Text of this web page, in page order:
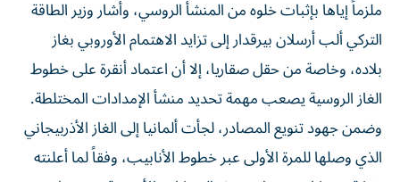
ملزماً إياها بإثبات خلوه من المنشأ الروسي، وأشار وزير الطاقة
التركي ألب أرسلان بيرقدار إلى تزايد الاهتمام الأوروبي بغاز
بلاده، وخاصة من حقل صقاريا، إلا أن اعتماد أنقرة على خطوط
الغاز الروسية يصعب مهمة تحديد منشأ الإمدادات المختلطة.
وضمن جهود تنويع المصادر، لجأت ألمانيا إلى الغاز الأذربيجاني
الذي وصلها للمرة الأولى عبر خطوط الأنابيب، وفقاً لما أعلنته